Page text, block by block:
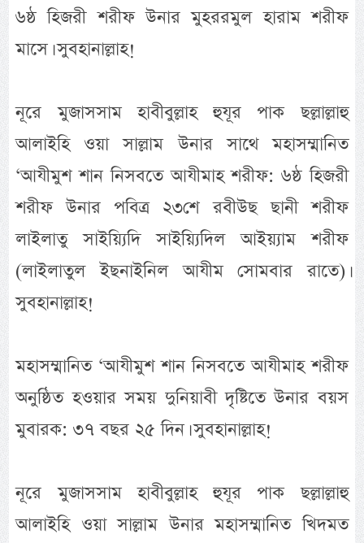
৬ষ্ঠ হিজরী শরীফ উনার মুহররমুল হারাম শরীফ
মাসে। সুবহানাল্লাহ!
নূরে মুজাসসাম হাবীবুল্লাহ হুযূর পাক ছল্লাল্লাহু
আলাইহি ওয়া সাল্লাম উনার সাথে মহাসম্মানিত
‘আযীমুশ শান নিসবতে আযীমাহ শরীফ: ৬ষ্ঠ হিজরী
শরীফ উনার পবিত্র ২৩শে রবীউছ ছানী শরীফ
লাইলাতু সাইয়্যিদি সাইয়্যিদিল আইয়্যাম শরীফ
(লাইলাতুল ইছনাইনিল আযীম সোমবার রাতে)।
সুবহানাল্লাহ!
মহাসম্মানিত ‘আযীমুশ শান নিসবতে আযীমাহ শরীফ
অনুষ্ঠিত হওয়ার সময় দুনিয়াবী দৃষ্টিতে উনার বয়স
মুবারক: ৩৭ বছর ২৫ দিন। সুবহানাল্লাহ!
নূরে মুজাসসাম হাবীবুল্লাহ হুযূর পাক ছল্লাল্লাহু
আলাইহি ওয়া সাল্লাম উনার মহাসম্মানিত খিদমত